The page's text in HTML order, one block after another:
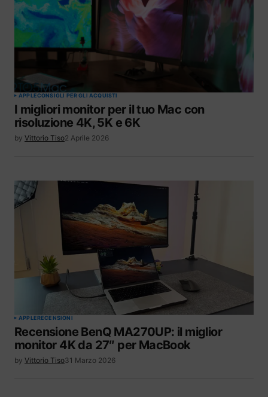
APPLECONSIGLI PER GLI ACQUISTI
I migliori monitor per il tuo Mac con
risoluzione 4K, 5K e 6K
by Vittorio Tiso2 Aprile 2026
APPLERECENSIONI
Recensione BenQ MA270UP: il miglior
monitor 4K da 27″ per MacBook
by Vittorio Tiso31 Marzo 2026